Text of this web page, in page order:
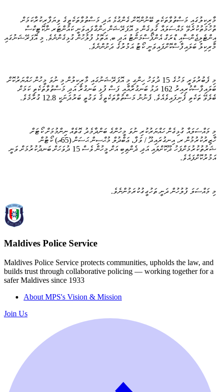
މާރިކިލުގައި މަސްތުވާތަކެތި ބޭނުންކޮށް ގެންގުޅެ އަދި މަސްތުވާތަކެތީގެ ވިޔަފާރިކުރާކަމަށް
ތުހުމަތުކުރެވޭ މައްސަލައާ ގުޅިގެން މި އޮޕަރޭޝަން ހިންގާފައިވަނީ ކައުންޓަރ ނާކޮޓިކްސް
އިންޓެލިޖެންސާއި ޑްރަގް އެންފޯސްމަންޓު އަދި ބ. އަތޮޅު ފުލުހުން ގުޅިގެންނެވެ. މި އޮޕަރޭޝަނުގައި
މާރިކިލު ބަލައިފާސްކޮށްފައިވަނީ ކޯޓު އަމުރުގެ ދަށުންނެވެ.
މި ފެބުރުވަރީ މަހުގެ 15 ދުވަހު ހިންގި މި އޮޕަރޭޝަނުގައި މާރިކިލުން މި ނުވަ މީހުން ހައްޔަރުކޮށް
ބަލައިފާސްކުރިއިރު 162 ދަޅު ބަނގުރާއާއި ފަސް ފުޅި ބަނގުރާ އަދި މަސްތުވާތަކެތި ކަމަށް
ބެލެވޭ ތަކެތި ފެނިފައިވެއެވެ. ފެނުނު މަސްތުވާތަކެތީގެ ވަގުތީ ބަރުދަނަކީ 12.8 ގުރާމެވެ.
މި މައްސަލައާ ގުޅިގެން ހައްޔަރުކުރި ނުވަ މީހުންގެ ބަންދާމެދު ގޮތެއް ނިންމުމަށް ކޯޓަށް
ހާޒިރުކުރުމުން ރ. އިނގުރައިދޫ / ވަފާ، ޢަބްދުލް މުޙްސިން ޙަސަން (65އ) ކޯޓުން
ޝަރުތުކުރުމަށްފަހު ދޫކޮށްލައި އަދި ދެންތިބި އަށް މީހުން ވެސް 15 ދުވަހަށް ބަނދުކުރުމަށް ވަނީ
އަމުރުކޮށްފައެވެ.
މި މައްސަލަ ފުލުހުން ދަނީ ތަހުގީގުކުރަމުންނެވެ.
Maldives Police Service
Maldives Police Service protects communities, upholds the law, and
builds trust through collaborative policing — working together for a
safer Maldives since 1933
About MPS's Vision & Mission
Join Us